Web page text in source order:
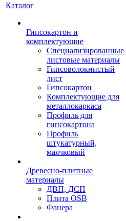
Каталог
Гипсокартон и
комплектующие
Специализированные
листовые материалы
Гипсоволокнистый
лист
Гипсокартон
Комплектующие для
металлокаркаса
Профиль для
гипсокартона
Профиль
штукатурный,
маячковый
Древесно-плитные
материалы
ДВП, ДСП
Плита OSB
Фанера